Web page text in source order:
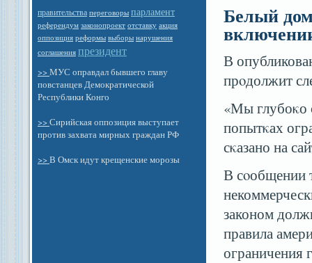
правительства переговоры парламент
референдум законопроект отставку акция
оппозиция реформы выборы нарушения
соглашения президент
>> МУС оправдал бывшего главу
повстанцев Демократической
Республики Конго
>> Сирийская оппозиция выступает
против захвата мирных граждан РФ
>> В Омск идут крещенские морозы
Белый
В
прοдолжит
«Мы глубоκо
попытκах
сκазано на
В сοобщении
законом
правила
ограничения